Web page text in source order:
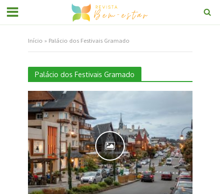
Início » Palácio dos Festivais Gramado
Palácio dos Festivais Gramado